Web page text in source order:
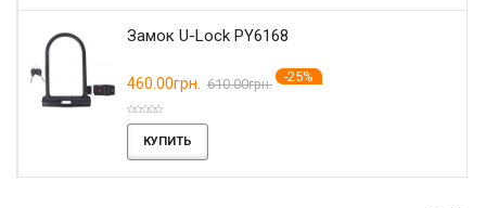
Замок U-Lock PY6168
460.00грн. 610.00грн. -25%
КУПИТЬ